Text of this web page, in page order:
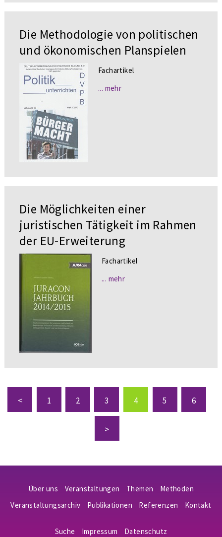
Die Methodologie von politischen
und ökonomischen Planspielen
Fachartikel
... mehr
Die Möglichkeiten einer
juristischen Tätigkeit im Rahmen
der EU-Erweiterung
Fachartikel
... mehr
< 1 2 3 4 5 6
>
Über uns Veranstaltungen Themen
Methoden
Veranstaltungsarchiv
Publikationen Referenzen Kontakt
Suche Impressum Datenschutz